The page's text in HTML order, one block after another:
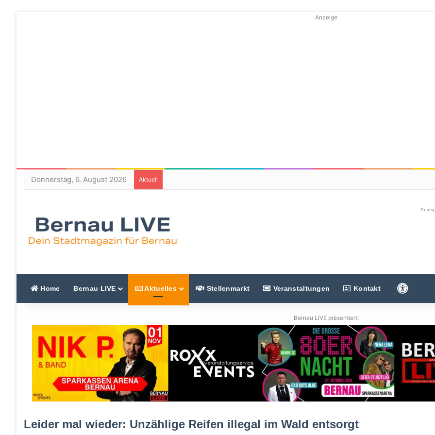
Anzeige
Donnerstag, 6. August 2026 Aktuell
Home Bernau LIVE Aktuelles Stellenmarkt Veranstaltungen Kontakt
Bernau LIVE präsentiert!
Leider mal wieder: Unzählige Reifen illegal im Wald entsorgt